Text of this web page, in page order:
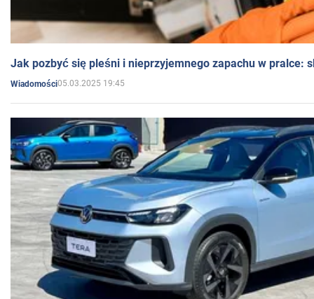
Jak pozbyć się pleśni i nieprzyjemnego zapachu w pralce:
Wiadomości05.03.2025 19:45